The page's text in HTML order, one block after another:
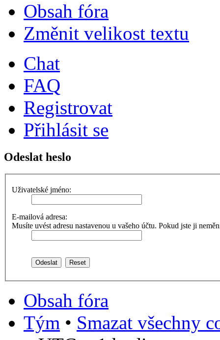
Obsah fóra
Změnit velikost textu
Chat
FAQ
Registrovat
Přihlásit se
Odeslat heslo
Uživatelské jméno:
E-mailová adresa:
Musíte uvést adresu nastavenou u vašeho účtu. Pokud jste ji
Obsah fóra
Tým • Smazat všechny